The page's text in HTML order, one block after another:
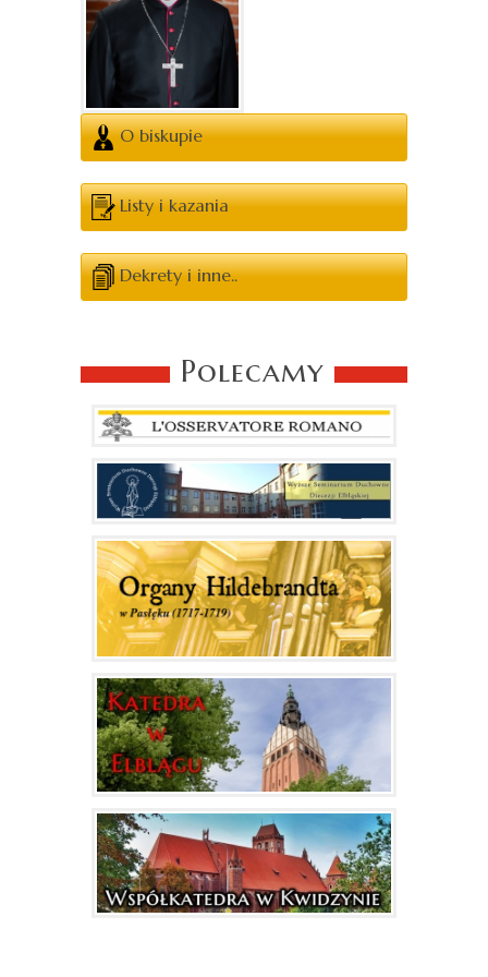
O biskupie
Listy i kazania
Dekrety i inne..
Polecamy